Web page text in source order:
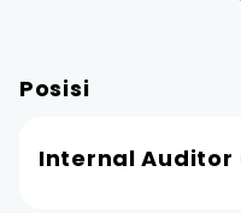
Posisi
Internal